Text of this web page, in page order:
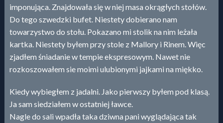
imponująca. Znajdowała się w niej masa okrągłych stołów.
Do tego szwedzki bufet. Niestety dobierano nam
towarzystwo do stołu. Pokazano mi stolik na nim leżała
kartka. Niestety byłem przy stole z Mallory i Rinem. Więc
zjadłem śniadanie w tempie ekspresowym. Nawet nie
rozkoszowałem sie moimi ulubionymi jajkami na miękko.
Kiedy wybiegłem z jadalni. Jako pierwszy byłem pod klasą.
Ja sam siedziałem w ostatniej ławce.
Nagle do sali wpadła taka dziwna pani wyglądająca tak